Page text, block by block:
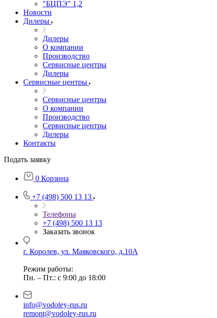
"БЦПЭ" 1,2
Новости
Дилеры
Дилеры
О компании
Производство
Сервисные центры
Дилеры
Сервисные центры
Сервисные центры
О компании
Производство
Сервисные центры
Дилеры
Контакты
Подать заявку
0 Корзина
+7 (498) 500 13 13
Телефоны
+7 (498) 500 13 13
Заказать звонок
г. Королев, ул. Маяковского, д.10А
Режим работы:
Пн. – Пт.: с 9:00 до 18:00
info@vodoley-rus.ru
remont@vodoley-rus.ru